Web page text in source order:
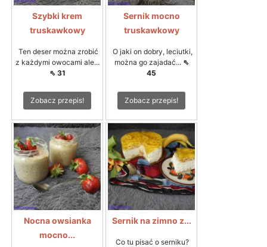
Szybki krem
truskawkowy
Ten deser można zrobić
z każdymi owocami ale...
⇖ 31
Zobacz przepis!
Sernik mocno
truskawkowy
O jaki on dobry, leciutki,
można go zajadać... ⇖
45
Zobacz przepis!
Nocna owsianka
mocno...
Sernik na zimno z...
Co tu pisać o serniku?